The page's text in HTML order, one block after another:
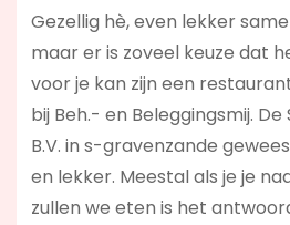
Gezellig hè, even lekker
maar er is zoveel keuze dat
voor je kan zijn een
bij Beh.- en Beleggingsmij.
B.V. in s-gravenzande
en lekker. Meestal als je je
zullen we eten is het